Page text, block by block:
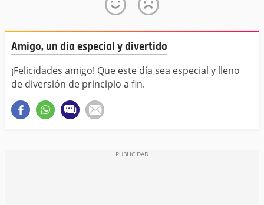
Amigo, un día especial y divertido
¡Felicidades amigo! Que este día sea especial y lleno
de diversión de principio a fin.